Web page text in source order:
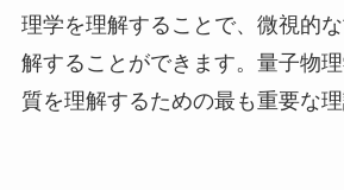
理学を理解することで、微視的
解することができます。量子物
質を理解するための最も重要な理